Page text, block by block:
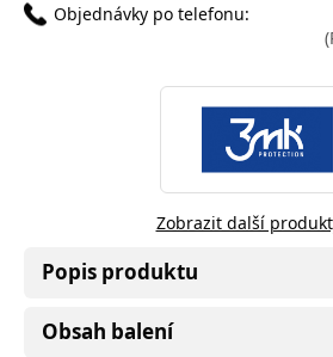
Objednávky po telefonu:
Zobrazit další
Popis produktu
Obsah balení